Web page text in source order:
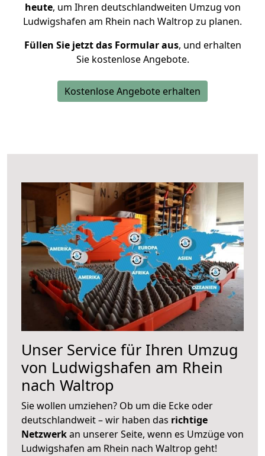
heute, um Ihren deutschlandweiten Umzug von
Ludwigshafen am Rhein nach Waltrop zu planen.
Füllen Sie jetzt das Formular aus, und erhalten
Sie kostenlose Angebote.
Kostenlose Angebote erhalten
Unser Service für Ihren Umzug
von Ludwigshafen am Rhein
nach Waltrop
Sie wollen umziehen? Ob um die Ecke oder
deutschlandweit – wir haben das richtige
Netzwerkan unserer Seite, wenn es Umzüge von
Ludwigshafen am Rhein nach Waltrop geht!